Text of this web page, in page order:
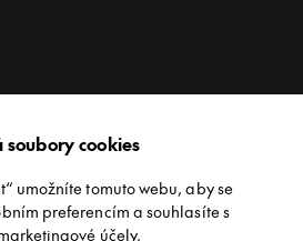
cookies
umožníte tomuto webu, aby se
preferencím a souhlasíte s
účely.